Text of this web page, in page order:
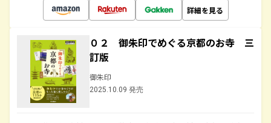
詳細を見る
０２ 御朱印でめぐる京都のお寺 三
訂版
御朱印
2025.10.09 発売